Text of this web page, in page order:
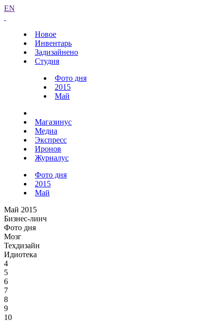
EN
Новое
Инвентарь
Задизайнено
Студия
Фото дня
2015
Май
Магазинус
Медиа
Экспресс
Иронов
Журналус
Фото дня
2015
Май
Май 2015
Бизнес-линч
Фото дня
Мозг
Техдизайн
Идиотека
4
5
6
7
8
9
10